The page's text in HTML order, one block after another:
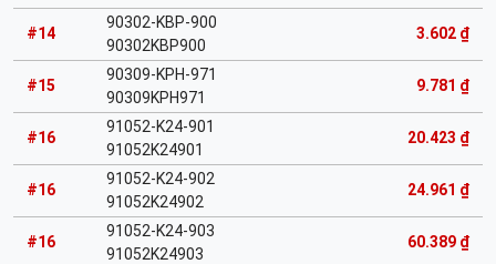
#14
90302-KBP-900
90302KBP900
3.602 ₫
#15
90309-KPH-971
90309KPH971
9.781 ₫
#16
91052-K24-901
91052K24901
20.423 ₫
#16
91052-K24-902
91052K24902
24.961 ₫
#16
91052-K24-903
91052K24903
60.389 ₫